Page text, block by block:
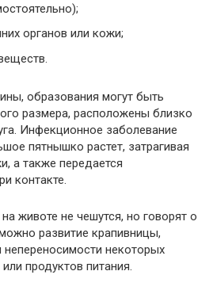
органов или кожи;
образования могут быть
размера, расположены близко
Инфекционное заболевание
пятнышко растет​, затрагивая
а также передается
контакте.
животе не чешутся, но говорят о
развитие крапивницы,
непереносимости некоторых
продуктов питания.